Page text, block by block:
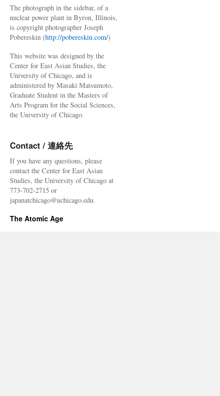
The photograph in the sidebar, of a
nuclear power plant in Byron, Illinois,
is copyright photographer Joseph
Pobereskin (http://pobereskin.com/)
This website was designed by the
Center for East Asian Studies, the
University of Chicago, and is
administered by Masaki Matsumoto,
Graduate Student in the Masters of
Arts Program for the Social Sciences,
the University of Chicago.
Contact / 連絡先
If you have any questions, please
contact the Center for East Asian
Studies, the University of Chicago at
773-702-2715 or
japanatchicago@uchicago.edu.
The Atomic Age